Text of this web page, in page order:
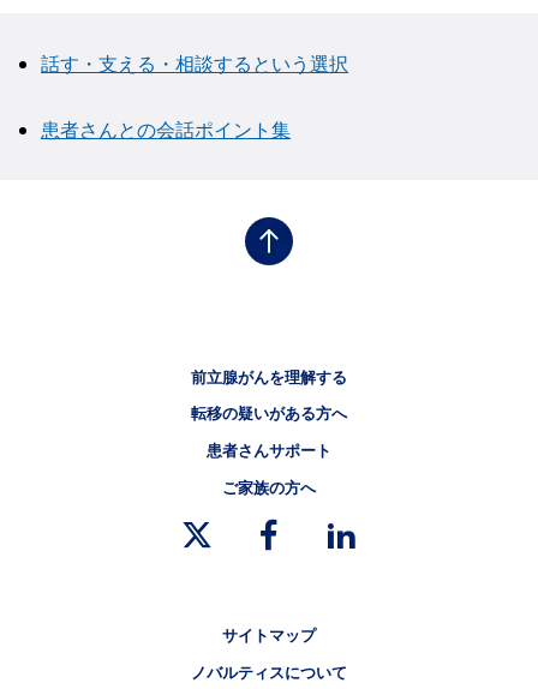
話す・支える・相談するという選択
患者さんとの会話ポイント集
前立腺がんを理解する
転移の疑いがある方へ
患者さんサポート
ご家族の方へ
サイトマップ
ノバルティスについて